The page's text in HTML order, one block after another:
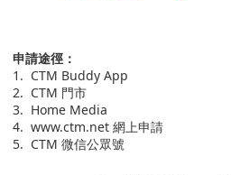
申請途徑：
1. CTM Buddy App
2. CTM 門市
3. Home Media
4. www.ctm.net 網上申請
5. CTM 微信公眾號